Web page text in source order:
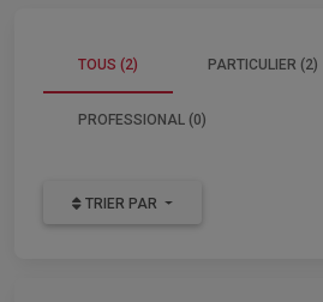
TOUS (2) PARTICULIER (2)
PROFESSIONAL (0)
TRIER PAR